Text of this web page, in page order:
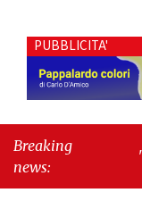
PUBBLICITA'
Breaking
news:
"Cava